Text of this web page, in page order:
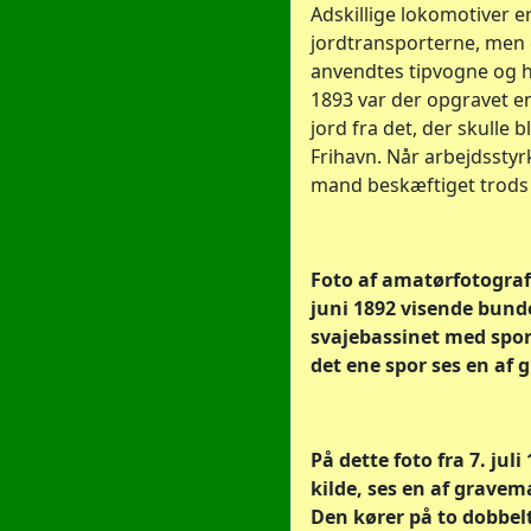
Adskillige lokomotiver
jordtransporterne, men
anvendtes tipvogne og
1893 var der opgravet
jord fra det, der skulle
Frihavn. Når
mand beskæftiget
Foto af
juni 1892 visende
svajebassinet med
det ene spor ses en af
På dette foto fra 7. juli
kilde, ses en af
Den kører på to